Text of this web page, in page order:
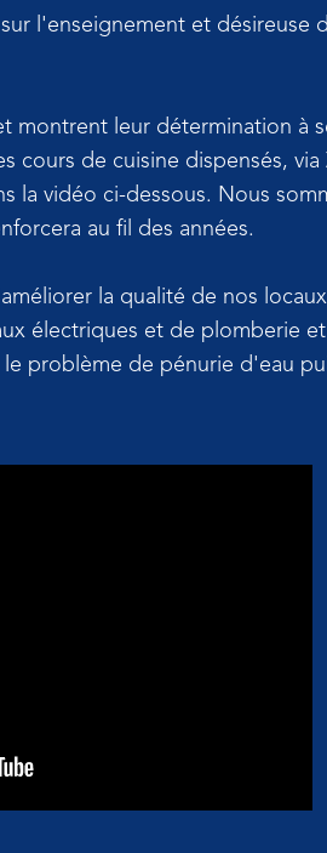
l'enseignement et
montrent leur détermination à
cours de cuisine dispensés,
la vidéo ci-dessous. Nous
au fil des années.
la qualité de nos
électriques et de plomberie
le problème de pénurie d'eau